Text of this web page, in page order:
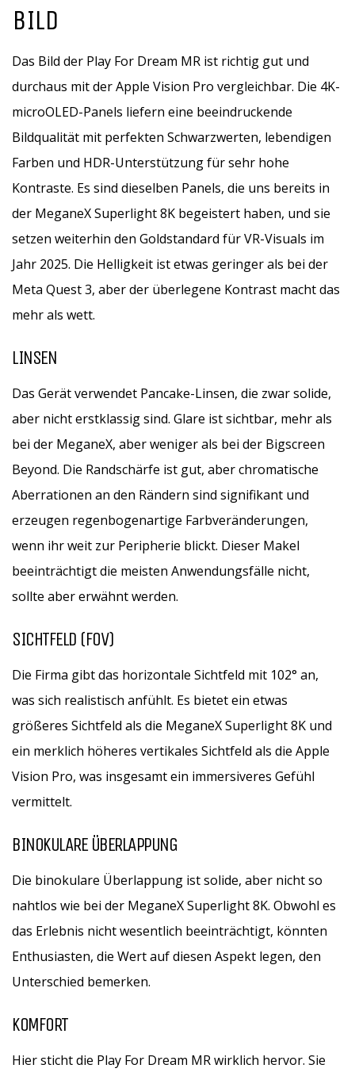
BILD
Das Bild der Play For Dream MR ist richtig gut und
durchaus mit der Apple Vision Pro vergleichbar. Die 4K-
microOLED-Panels liefern eine beeindruckende
Bildqualität mit perfekten Schwarzwerten, lebendigen
Farben und HDR-Unterstützung für sehr hohe
Kontraste. Es sind dieselben Panels, die uns bereits in
der MeganeX Superlight 8K begeistert haben, und sie
setzen weiterhin den Goldstandard für VR-Visuals im
Jahr 2025. Die Helligkeit ist etwas geringer als bei der
Meta Quest 3, aber der überlegene Kontrast macht das
mehr als wett.
LINSEN
Das Gerät verwendet Pancake-Linsen, die zwar solide,
aber nicht erstklassig sind. Glare ist sichtbar, mehr als
bei der MeganeX, aber weniger als bei der Bigscreen
Beyond. Die Randschärfe ist gut, aber chromatische
Aberrationen an den Rändern sind signifikant und
erzeugen regenbogenartige Farbveränderungen,
wenn ihr weit zur Peripherie blickt. Dieser Makel
beeinträchtigt die meisten Anwendungsfälle nicht,
sollte aber erwähnt werden.
SICHTFELD (FOV)
Die Firma gibt das horizontale Sichtfeld mit 102° an,
was sich realistisch anfühlt. Es bietet ein etwas
größeres Sichtfeld als die MeganeX Superlight 8K und
ein merklich höheres vertikales Sichtfeld als die Apple
Vision Pro, was insgesamt ein immersiveres Gefühl
vermittelt.
BINOKULARE ÜBERLAPPUNG
Die binokulare Überlappung ist solide, aber nicht so
nahtlos wie bei der MeganeX Superlight 8K. Obwohl es
das Erlebnis nicht wesentlich beeinträchtigt, könnten
Enthusiasten, die Wert auf diesen Aspekt legen, den
Unterschied bemerken.
KOMFORT
Hier sticht die Play For Dream MR wirklich hervor. Sie